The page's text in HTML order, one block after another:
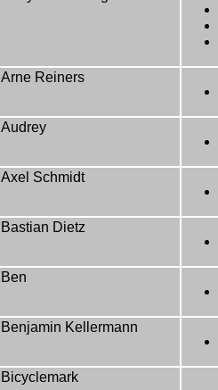
Arne Reiners
Audrey
Axel Schmidt
Bastian Dietz
Ben
Benjamin Kellermann
Bicyclemark